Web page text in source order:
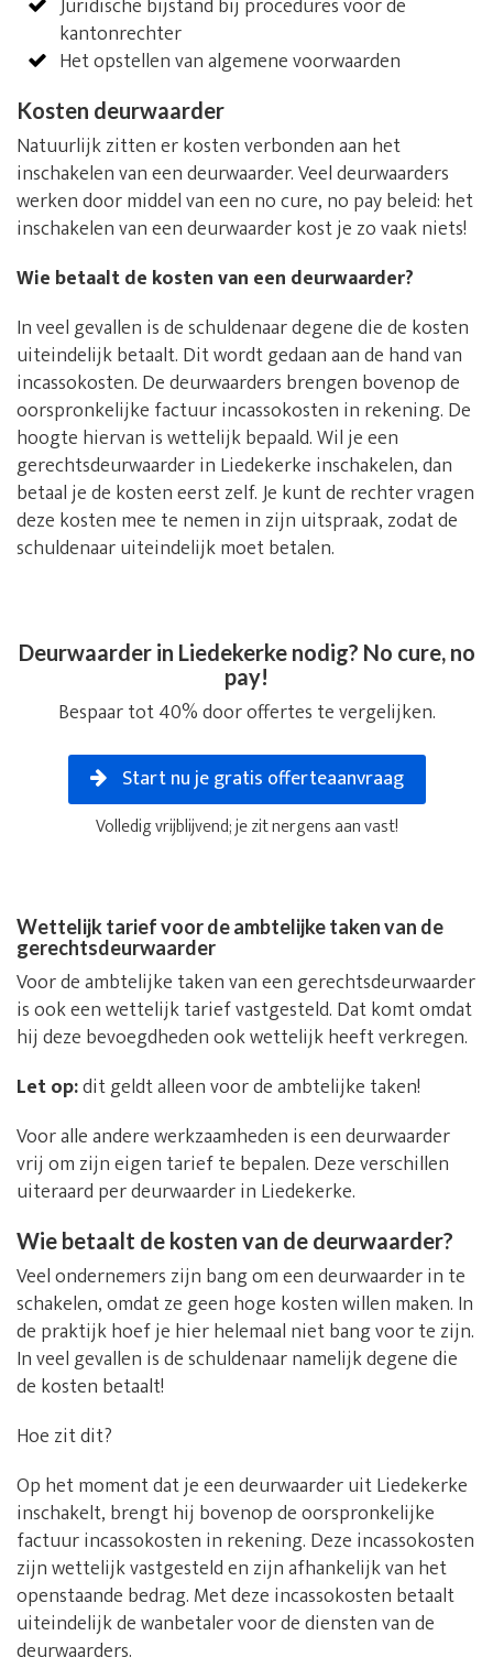
kantonrechter
Het opstellen van algemene voorwaarden
Kosten deurwaarder
Natuurlijk zitten er kosten verbonden aan het
inschakelen van een deurwaarder. Veel deurwaarders
werken door middel van een no cure, no pay beleid: het
inschakelen van een deurwaarder kost je zo vaak niets!
Wie betaalt de kosten van een deurwaarder?
In veel gevallen is de schuldenaar degene die de kosten
uiteindelijk betaalt. Dit wordt gedaan aan de hand van
incassokosten. De deurwaarders brengen bovenop de
oorspronkelijke factuur incassokosten in rekening. De
hoogte hiervan is wettelijk bepaald. Wil je een
gerechtsdeurwaarder in Liedekerke inschakelen, dan
betaal je de kosten eerst zelf. Je kunt de rechter vragen
deze kosten mee te nemen in zijn uitspraak, zodat de
schuldenaar uiteindelijk moet betalen.
Deurwaarder in Liedekerke nodig? No cure, no
pay!
Bespaar tot 40% door offertes te vergelijken.
Start nu je gratis offerteaanvraag
Volledig vrijblijvend; je zit nergens aan vast!
Wettelijk tarief voor de ambtelijke taken van de
gerechtsdeurwaarder
Voor de ambtelijke taken van een gerechtsdeurwaarder
is ook een wettelijk tarief vastgesteld. Dat komt omdat
hij deze bevoegdheden ook wettelijk heeft verkregen.
Let op:dit geldt alleen voor de ambtelijke taken!
Voor alle andere werkzaamheden is een deurwaarder
vrij om zijn eigen tarief te bepalen. Deze verschillen
uiteraard per deurwaarder in Liedekerke.
Wie betaalt de kosten van de deurwaarder?
Veel ondernemers zijn bang om een deurwaarder in te
schakelen, omdat ze geen hoge kosten willen maken. In
de praktijk hoef je hier helemaal niet bang voor te zijn.
In veel gevallen is de schuldenaar namelijk degene die
de kosten betaalt!
Hoe zit dit?
Op het moment dat je een deurwaarder uit Liedekerke
inschakelt, brengt hij bovenop de oorspronkelijke
factuur incassokosten in rekening. Deze incassokosten
zijn wettelijk vastgesteld en zijn afhankelijk van het
openstaande bedrag. Met deze incassokosten betaalt
uiteindelijk de wanbetaler voor de diensten van de
deurwaarders.